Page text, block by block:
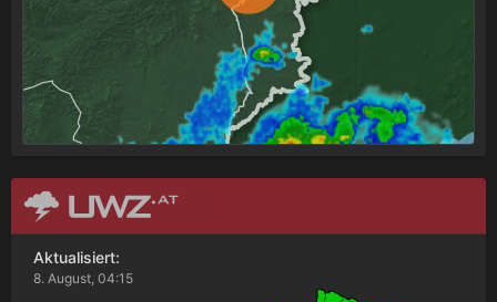
Aktualisiert:
8. August, 04:15